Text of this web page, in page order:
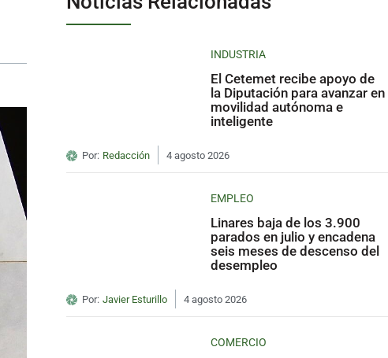
INDUSTRIA
El Cetemet recibe apoyo de
la Diputación para avanzar en
movilidad autónoma e
inteligente
Por: Redacción 4 agosto 2026
EMPLEO
Linares baja de los 3.900
parados en julio y encadena
seis meses de descenso del
desempleo
Por: Javier Esturillo 4 agosto 2026
COMERCIO